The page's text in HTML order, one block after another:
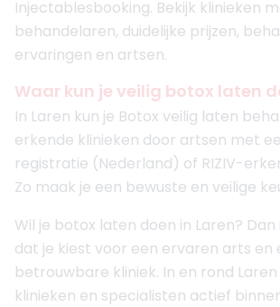
Injectablesbooking. Bekijk klinieken
behandelaren, duidelijke prijzen,
ervaringen en artsen.
Waar kun je veilig botox laten
In Laren kun je Botox veilig laten
erkende klinieken door artsen met
registratie (Nederland) of RIZIV-
Zo maak je een bewuste en veilige
Wil je botox laten doen in Laren?
dat je kiest voor een ervaren arts en
betrouwbare kliniek. In en rond Laren
klinieken en specialisten actief